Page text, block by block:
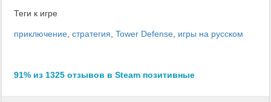
Теги к игре
приключение стратегия Tower Defense игры на русском
91% из 1325 отзывов в Steam позитивные